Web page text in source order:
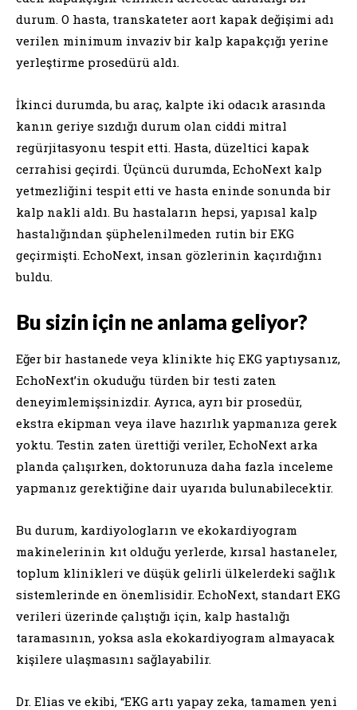
durum. O hasta, transkateter aort kapak değişimi adı
verilen minimum invaziv bir kalp kapakçığı yerine
yerleştirme prosedürü aldı.
İkinci durumda, bu araç, kalpte iki odacık arasında
kanın geriye sızdığı durum olan ciddi mitral
regürjitasyonu tespit etti. Hasta, düzeltici kapak
cerrahisi geçirdi. Üçüncü durumda, EchoNext kalp
yetmezliğini tespit etti ve hasta eninde sonunda bir
kalp nakli aldı. Bu hastaların hepsi, yapısal kalp
hastalığından şüphelenilmeden rutin bir EKG
geçirmişti. EchoNext, insan gözlerinin kaçırdığını
buldu.
Bu sizin için ne anlama geliyor?
Eğer bir hastanede veya klinikte hiç EKG yaptıysanız,
EchoNext’in okuduğu türden bir testi zaten
deneyimlemişsinizdir. Ayrıca, ayrı bir prosedür,
ekstra ekipman veya ilave hazırlık yapmanıza gerek
yoktu. Testin zaten ürettiği veriler, EchoNext arka
planda çalışırken, doktorunuza daha fazla inceleme
yapmanız gerektiğine dair uyarıda bulunabilecektir.
Bu durum, kardiyologların ve ekokardiyogram
makinelerinin kıt olduğu yerlerde, kırsal hastaneler,
toplum klinikleri ve düşük gelirli ülkelerdeki sağlık
sistemlerinde en önemlisidir. EchoNext, standart EKG
verileri üzerinde çalıştığı için, kalp hastalığı
taramasının, yoksa asla ekokardiyogram almayacak
kişilere ulaşmasını sağlayabilir.
Dr. Elias ve ekibi, “EKG artı yapay zeka, tamamen yeni